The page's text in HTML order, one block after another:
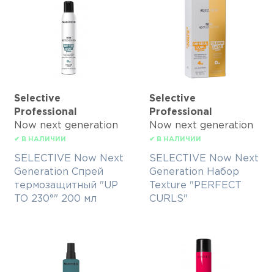
Selective
Professional
Now next generation
✔ В НАЛИЧИИ
SELECTIVE Now Next
Generation Спрей
термозащитный "UP
TO 230°" 200 мл
Selective
Professional
Now next generation
✔ В НАЛИЧИИ
SELECTIVE Now Next
Generation Набор
Texture "PERFECT
CURLS"